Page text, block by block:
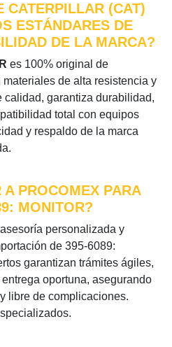
CATERPILLAR (CAT)
ESTÁNDARES DE
DE LA MARCA?
es 100% original de
de alta resistencia y
calidad, garantiza durabilidad,
total con equipos
y respaldo de la marca
PROCOMEX PARA
MONITOR?
personalizada y
de 395-6089:
garantizan trámites ágiles,
oportuna, asegurando
libre de complicaciones.